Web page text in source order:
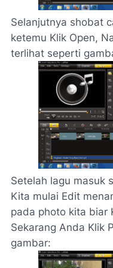
Selanjutnya shobat
ketemu Klik Open,
terlihat seperti
Setelah lagu masuk
Kita mulai Edit
pada photo kita biar
Sekarang Anda Klik
gambar: